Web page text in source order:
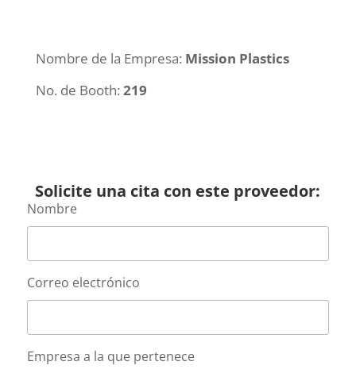
Nombre de la Empresa: Mission Plastics
No. de Booth: 219
Solicite una cita con este proveedor:
Nombre
Correo electrónico
Empresa a la que pertenece